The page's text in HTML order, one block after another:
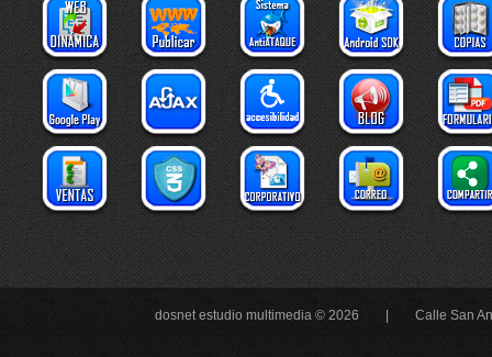
dosnet estudio multimedia © 2026 | Calle San